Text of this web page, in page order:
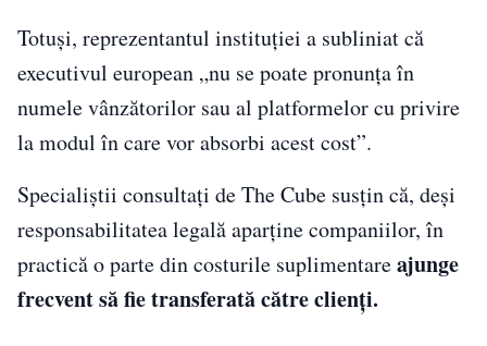
Totuși, reprezentantul instituției a subliniat că
executivul european „nu se poate pronunța în
numele vânzătorilor sau al platformelor cu privire
la modul în care vor absorbi acest cost”.
Specialiștii consultați de The Cube susțin că, deși
responsabilitatea legală aparține companiilor, în
practică o parte din costurile suplimentareajunge
frecvent să fie transferată către clienți.